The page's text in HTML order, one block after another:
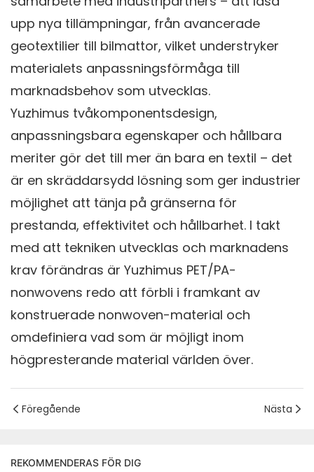
upp nya tillämpningar, från avancerade
geotextilier till bilmattor, vilket understryker
materialets anpassningsförmåga till
marknadsbehov som utvecklas.
Yuzhimus tvåkomponentsdesign,
anpassningsbara egenskaper och hållbara
meriter gör det till mer än bara en textil – det
är en skräddarsydd lösning som ger industrier
möjlighet att tänja på gränserna för
prestanda, effektivitet och hållbarhet. I takt
med att tekniken utvecklas och marknadens
krav förändras är Yuzhimus PET/PA-
nonwovens redo att förbli i framkant av
konstruerade nonwoven-material och
omdefiniera vad som är möjligt inom
högpresterande material världen över.
Föregående Nästa
REKOMMENDERAS FÖR DIG